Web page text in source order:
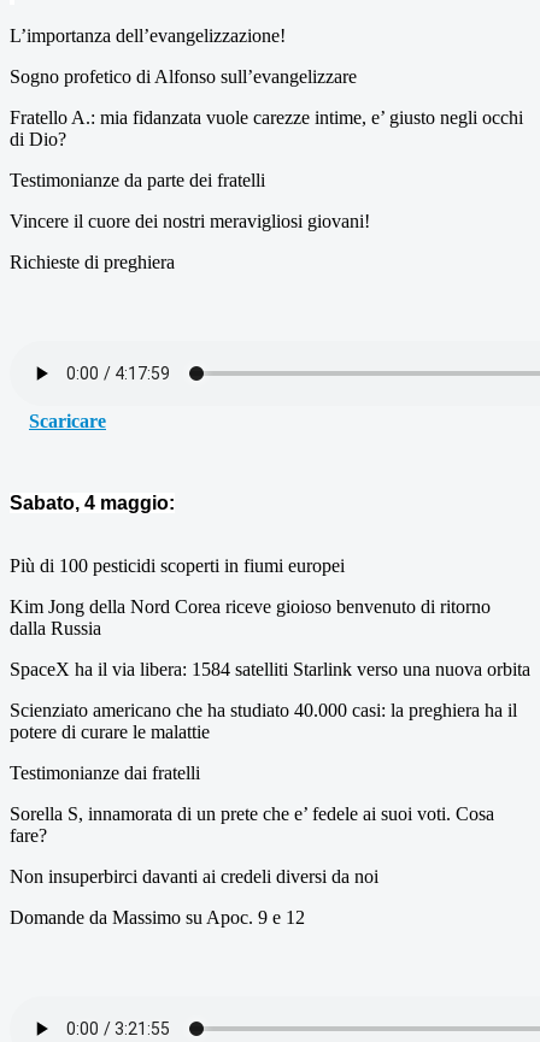
L’importanza dell’evangelizzazione!
Sogno profetico di Alfonso sull’evangelizzare
Fratello A.: mia fidanzata vuole carezze intime, e’ giusto negli occhi
di Dio?
Testimonianze da parte dei fratelli
Vincere il cuore dei nostri meravigliosi giovani!
Richieste di preghiera
Scaricare
Sabato, 4 maggio:
Più di 100 pesticidi scoperti in fiumi europei
Kim Jong della Nord Corea riceve gioioso benvenuto di ritorno
dalla Russia
SpaceX ha il via libera: 1584 satelliti Starlink verso una nuova orbita
Scienziato americano che ha studiato 40.000 casi: la preghiera ha il
potere di curare le malattie
Testimonianze dai fratelli
Sorella S, innamorata di un prete che e’ fedele ai suoi voti. Cosa
fare?
Non insuperbirci davanti ai credeli diversi da noi
Domande da Massimo su Apoc. 9 e 12